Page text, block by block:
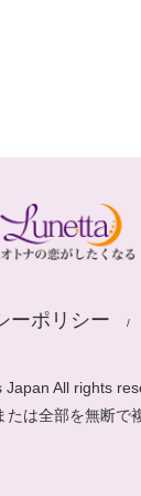
ーポリシー
All rights
たは全部を無断で